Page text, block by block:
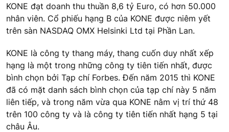
KONE đạt doanh thu thuần 8,6 tỷ Euro, có hơn 50.000
nhân viên. Cổ phiếu hạng B của KONE được niêm yết
trên sàn NASDAQ OMX Helsinki Ltd tại Phần Lan.
KONE là công ty thang máy, thang cuốn duy nhất xếp
hạng là một trong những công ty tiên tiến nhất, được
bình chọn bởi Tạp chí Forbes. Đến năm 2015 thì KONE
đã có mặt danh sách bình chọn của tạp chí này 5 năm
liên tiếp, và trong năm vừa qua KONE nằm vị trí thứ 48
trên 100 công ty và là công ty tiên tiến nhất hạng 5 tại
châu Âu.